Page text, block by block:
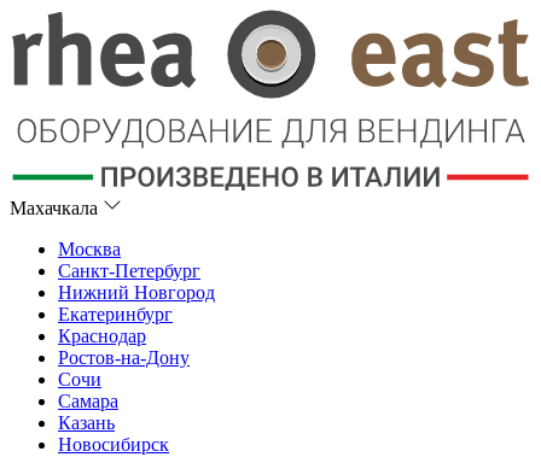
Махачкала
Москва
Санкт-Петербург
Нижний Новгород
Екатеринбург
Краснодар
Ростов-на-Дону
Сочи
Самара
Казань
Новосибирск